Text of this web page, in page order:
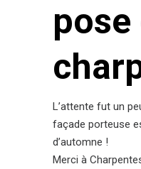
pose
L’attente fut un
façade porteuse
d’automne !
Merci à